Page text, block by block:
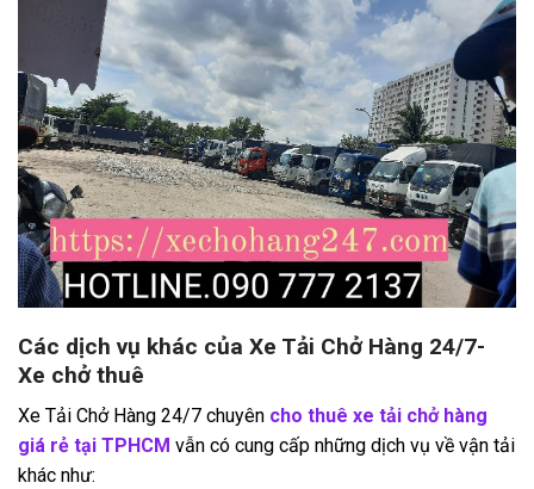
Các dịch vụ khác của Xe Tải Chở Hàng 24/7-
Xe chở thuê
Xe Tải Chở Hàng 24/7 chuyên cho thuê xe tải chở hàng
giá rẻ tại TPHCM vẫn có cung cấp những dịch vụ về vận tải
khác như: